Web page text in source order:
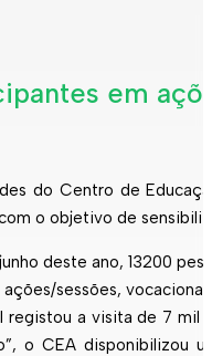
em
do Centro de
o objetivo de
deste ano, 13200
sessões,
a visita de 7 mil
o CEA disponibilizou